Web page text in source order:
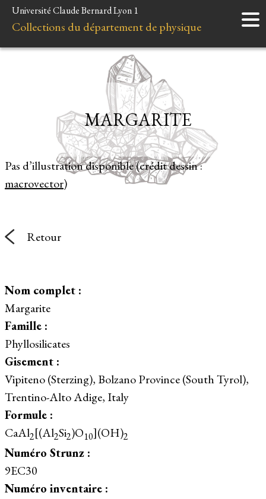
Accueil
Instruments
Liens et ressources
Université Claude Bernard Lyon 1
Collections du département de physique
Pas d’illustration disponible (crédit dessin :
macrovector)
MARGARITE
Retour
Nom complet :
Margarite
Famille :
Phyllosilicates
Gisement :
Vipiteno (Sterzing), Bolzano Province (South Tyrol),
Trentino-Alto Adige, Italy
Formule :
CaAl2[(Al2Si2)O10](OH)2
Numéro Strunz :
9EC30
Numéro inventaire :